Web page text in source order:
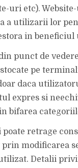
uri etc).
a utilizarii lor
in
punct de
pe
daca
expres si
bifarea
retrage
modificarea
Detalii